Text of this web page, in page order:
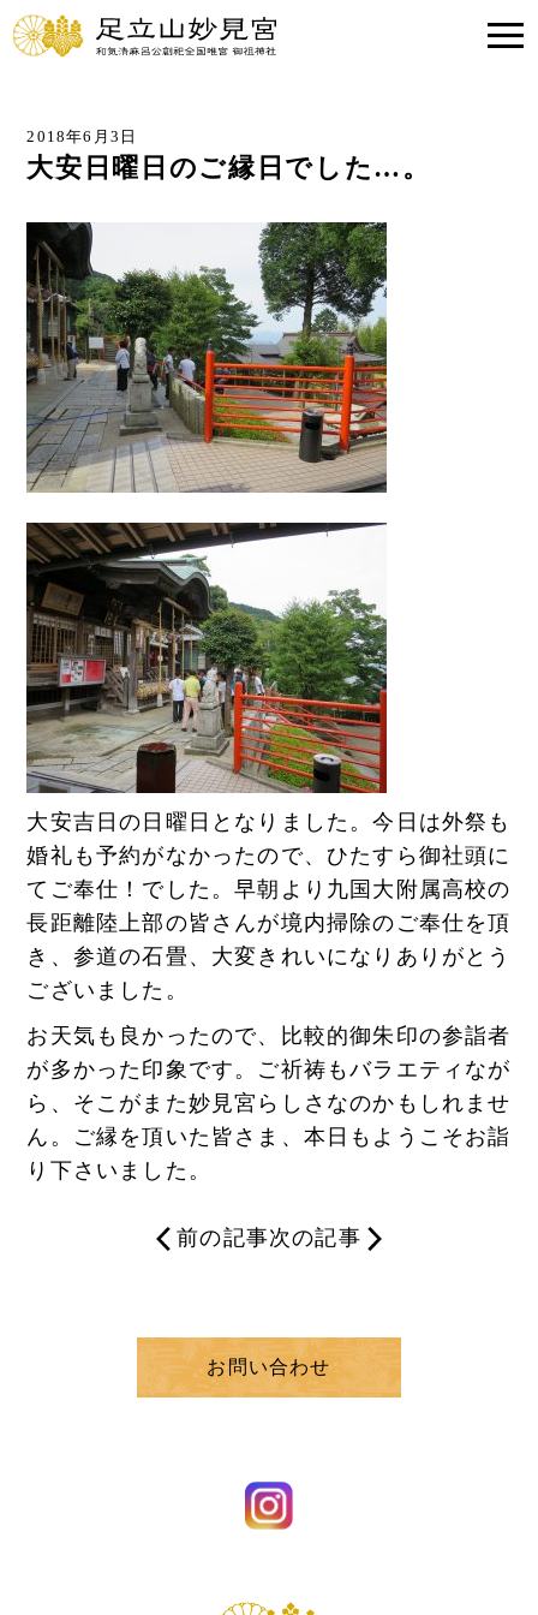
2018年6月3日
大安日曜日のご縁日でした…。
大安吉日の日曜日となりました。今日は外祭も
婚礼も予約がなかったので、ひたすら御社頭に
てご奉仕！でした。早朝より九国大附属高校の
長距離陸上部の皆さんが境内掃除のご奉仕を頂
き、参道の石畳、大変きれいになりありがとう
ございました。
お天気も良かったので、比較的御朱印の参詣者
が多かった印象です。ご祈祷もバラエティなが
ら、そこがまた妙見宮らしさなのかもしれませ
ん。ご縁を頂いた皆さま、本日もようこそお詣
り下さいました。
前の記事次の記事
お問い合わせ